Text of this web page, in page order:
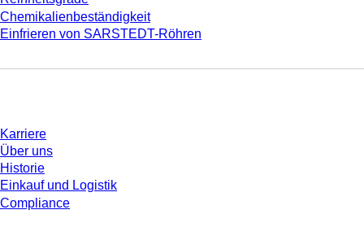
Chemikalienbeständigkeit
Einfrieren von SARSTEDT-Röhren
Karriere
Über uns
Historie
Einkauf und Logistik
Compliance